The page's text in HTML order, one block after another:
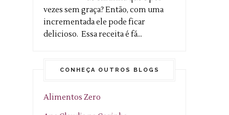
vezes sem graça? Então, com uma
incrementada ele pode ficar
delicioso. Essa receita é fá...
CONHEÇA OUTROS BLOGS
Alimentos Zero